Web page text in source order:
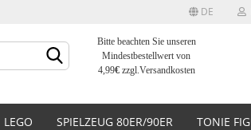
DE
Sprache auswählen
Lieferland
Bitte beachten Sie unseren
Mindestbestellwert von
4,99€zzgl.Versandkosten
LEGO SPIELZEUG 80ER/90ER TONIE